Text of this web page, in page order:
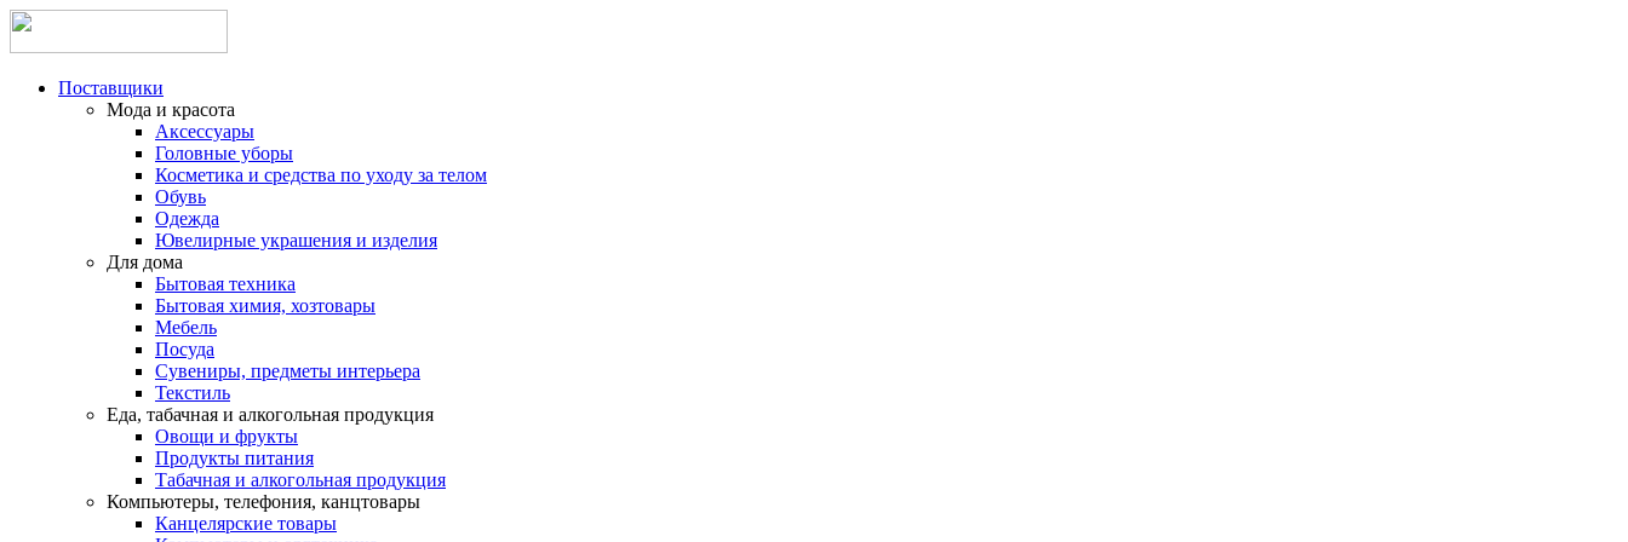
Поставщики
Мода и красота
Аксессуары
Головные уборы
Косметика и средства по уходу за телом
Обувь
Одежда
Ювелирные украшения и изделия
Для дома
Бытовая техника
Бытовая химия, хозтовары
Мебель
Посуда
Сувениры, предметы интерьера
Текстиль
Еда, табачная и алкогольная продукция
Овощи и фрукты
Продукты питания
Табачная и алкогольная продукция
Компьютеры, телефония, канцтовары
Канцелярские товары